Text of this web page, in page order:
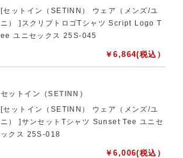
[セットイン（SETINN） ウェア（メンズ/ユ
ニ） ]スクリプトロゴTシャツ Script Logo T
ee ユニセックス 25S-045
￥6,864(税込）
セットイン（SETINN）
[セットイン（SETINN） ウェア（メンズ/ユ
ニ） ]サンセットTシャツ Sunset Tee ユニセ
ックス 25S-018
￥6,006(税込）